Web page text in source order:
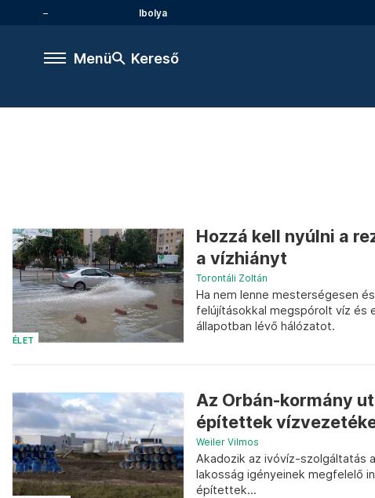
Ibolya
Menü Kereső
ÉLET
Hozzá kell nyúlni a
a vízhiányt
Torontáli Zoltán
Ha nem lenne mesterségesen
felújításokkal megspórolt víz és
állapotban lévő hálózatot.
Az Orbán-kormány
építettek
Weiler Vilmos
Akadozik az ivóvíz-szolgáltatás
lakosság igényeinek megfelelő
építettek...